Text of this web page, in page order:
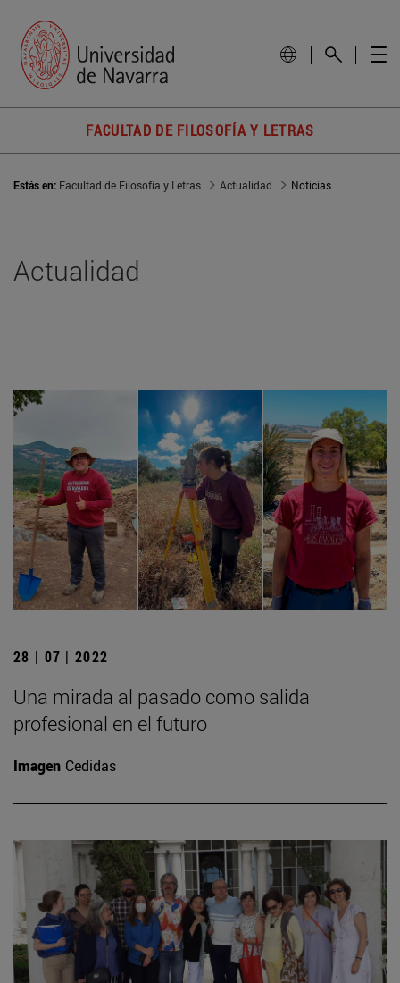
FACULTAD DE FILOSOFÍA Y LETRAS
Estás en: Facultad de Filosofía y Letras Actualidad Noticias
Actualidad
28 | 07 | 2022
Una mirada al pasado como salida
profesional en el futuro
Imagen Cedidas